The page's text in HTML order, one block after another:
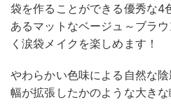
袋を作ることができる優秀な4
あるマットなベージュ～ブラ
く涙袋メイクを楽しめます！
やわらかい色味による自然な
幅が拡張したかのような大きな